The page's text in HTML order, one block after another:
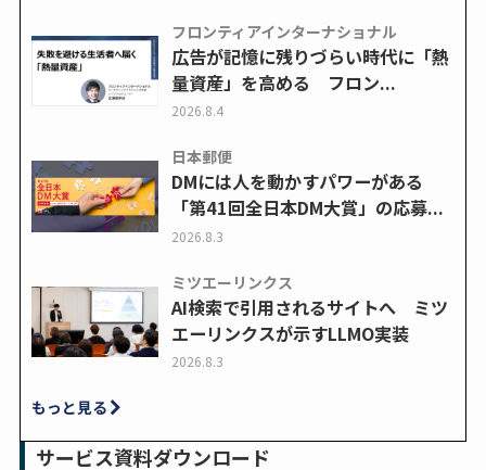
フロンティアインターナショナル
広告が記憶に残りづらい時代に「熱
量資産」を高める フロン...
2026.8.4
日本郵便
DMには人を動かすパワーがある
「第41回全日本DM大賞」の応募...
2026.8.3
ミツエーリンクス
AI検索で引用されるサイトへ ミツ
エーリンクスが示すLLMO実装
2026.8.3
もっと見る
サービス資料ダウンロード